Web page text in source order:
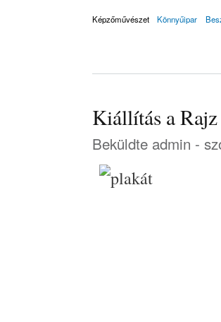
Képzőművészet Könnyűipar
Kiállítás a
Beküldte admin -